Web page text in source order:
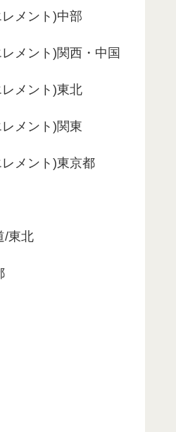
メント)中部
メント)関西・中国
メント)東北
メント)関東
メント)東京都
/東北